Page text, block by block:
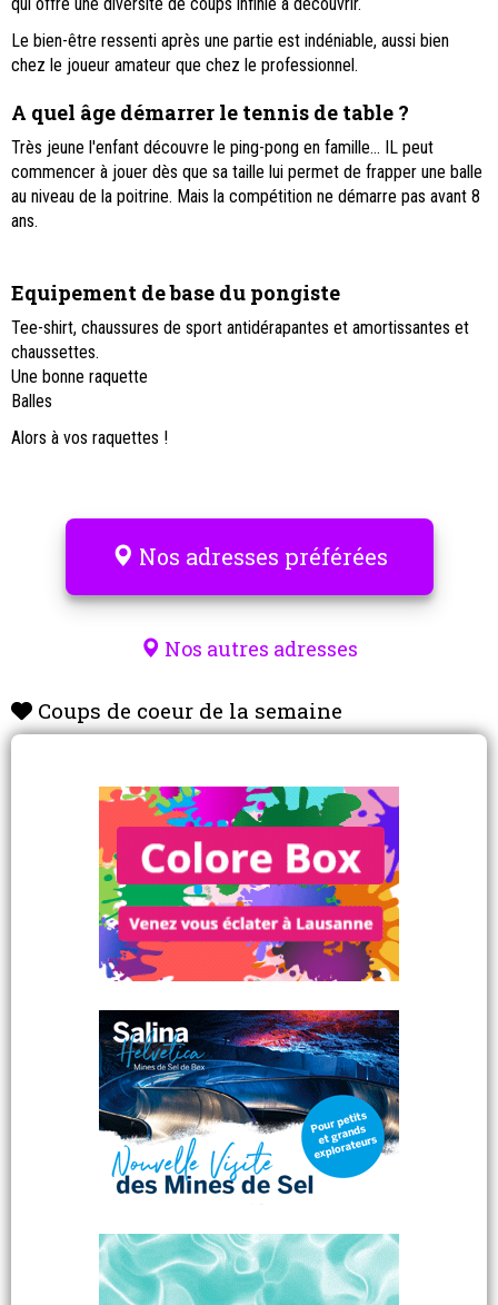
qui offre une diversité de coups infinie à découvrir.
Le bien-être ressenti après une partie est indéniable, aussi bien
chez le joueur amateur que chez le professionnel.
A quel âge démarrer le tennis de table ?
Très jeune l'enfant découvre le ping-pong en famille... IL peut
commencer à jouer dès que sa taille lui permet de frapper une balle
au niveau de la poitrine. Mais la compétition ne démarre pas avant 8
ans.
Equipement de base du pongiste
Tee-shirt, chaussures de sport antidérapantes et amortissantes et
chaussettes.
Une bonne raquette
Balles
Alors à vos raquettes !
Nos adresses préférées
Nos autres adresses
Coups de coeur de la semaine